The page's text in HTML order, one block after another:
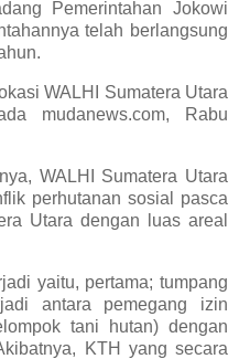
Pemerintahan Jokowi
telah berlangsung
WALHI Sumatera Utara
mudanews.com, Rabu
WALHI Sumatera Utara
perhutanan sosial pasca
Utara dengan luas areal
yaitu, pertama; tumpang
antara pemegang izin
tani hutan) dengan
KTH yang secara